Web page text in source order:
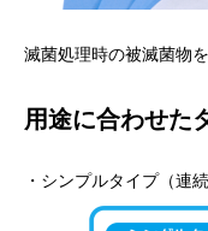
滅菌処理時の被滅菌物
用途に合わせた
・シンプルタイプ（連